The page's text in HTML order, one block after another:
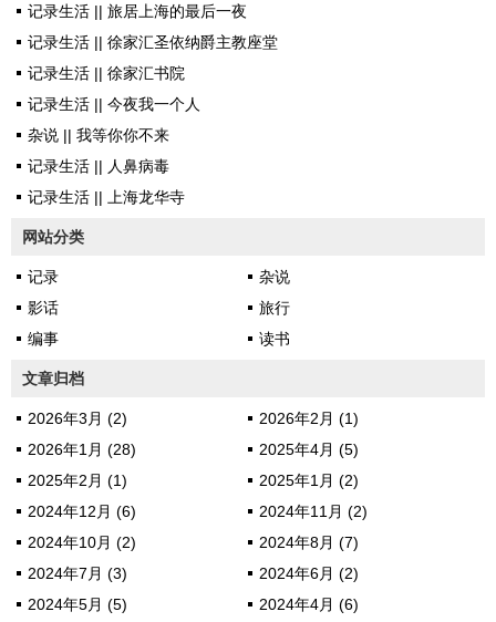
其实，我...
风里面睡觉。这种鸟一辈子就只
记录生活 || 旅居上海的最后一夜
记录生活 || 徐家汇圣依纳爵主教座堂
记录生活 || 徐家汇书院
记录生活 || 今夜我一个人
杂说 || 我等你你不来
记录生活 || 人鼻病毒
记录生活 || 上海龙华寺
网站分类
记录
杂说
影话
旅行
编事
读书
文章归档
2026年3月 (2)
2026年2月 (1)
2026年1月 (28)
2025年4月 (5)
2025年2月 (1)
2025年1月 (2)
2024年12月 (6)
2024年11月 (2)
2024年10月 (2)
2024年8月 (7)
2024年7月 (3)
2024年6月 (2)
2024年5月 (5)
2024年4月 (6)